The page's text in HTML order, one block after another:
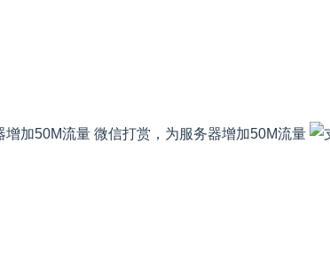
微信打赏，为服务器增加50M流量